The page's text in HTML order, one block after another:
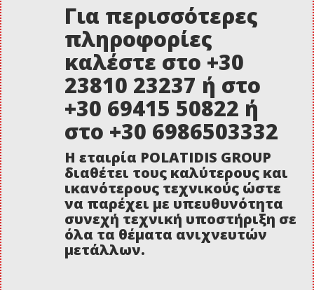
Για περισσότερες
πληροφορίες
καλέστε στο +30
23810 23237 ή στο
+30 69415 50822 ή
στο +30 6986503332
Η εταιρία POLATIDIS GROUP
διαθέτει τους καλύτερους και
ικανότερους τεχνικούς ώστε
να παρέχει με υπευθυνότητα
συνεχή τεχνική υποστήριξη σε
όλα τα θέματα ανιχνευτών
μετάλλων.